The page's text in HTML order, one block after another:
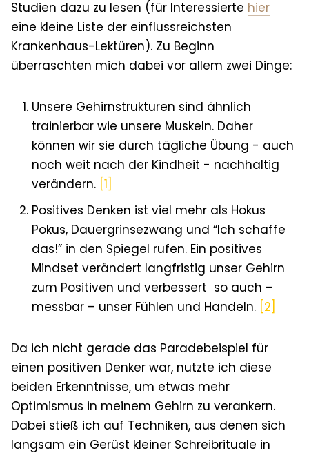
Studien dazu zu lesen (für Interessierte hier
eine kleine Liste der einflussreichsten
Krankenhaus-Lektüren). Zu Beginn
überraschten mich dabei vor allem zwei Dinge:
Unsere Gehirnstrukturen sind ähnlich
trainierbar wie unsere Muskeln. Daher
können wir sie durch tägliche Übung - auch
noch weit nach der Kindheit - nachhaltig
verändern. [1]
Positives Denken ist viel mehr als Hokus
Pokus, Dauergrinsezwang und “Ich schaffe
das!” in den Spiegel rufen. Ein positives
Mindset verändert langfristig unser Gehirn
zum Positiven und verbessert so auch –
messbar – unser Fühlen und Handeln. [2]
Da ich nicht gerade das Paradebeispiel für
einen positiven Denker war, nutzte ich diese
beiden Erkenntnisse, um etwas mehr
Optimismus in meinem Gehirn zu verankern.
Dabei stieß ich auf Techniken, aus denen sich
langsam ein Gerüst kleiner Schreibrituale in